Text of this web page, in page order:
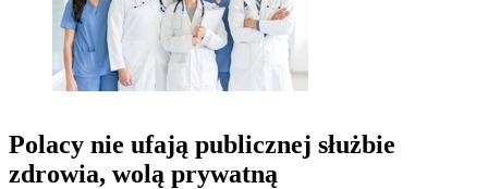
Polacy nie ufają publicznej służbie
zdrowia, wolą prywatną